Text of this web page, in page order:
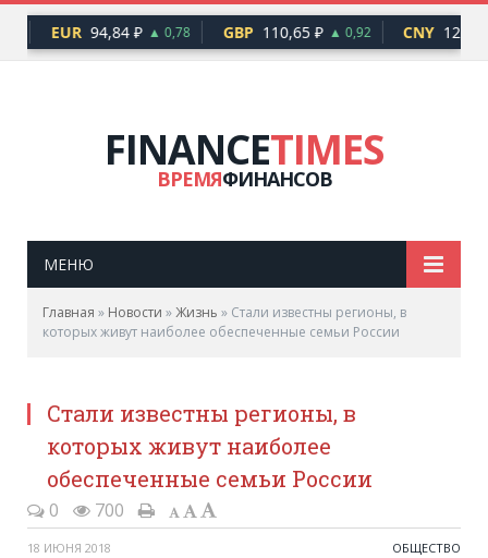
EUR 94,84 ₽ ▲ 0,78 GBP 110,65 ₽ ▲ 0,92 CNY 12,17
FINANCETIMES
ВРЕМЯФИНАНСОВ
МЕНЮ
Главная » Новости »Жизнь » Стали известны регионы, в
которых живут наиболее обеспеченные семьи России
Стали известны регионы, в
которых живут наиболее
обеспеченные семьи России
0 700
18 ИЮНЯ 2018 ОБЩЕСТВО